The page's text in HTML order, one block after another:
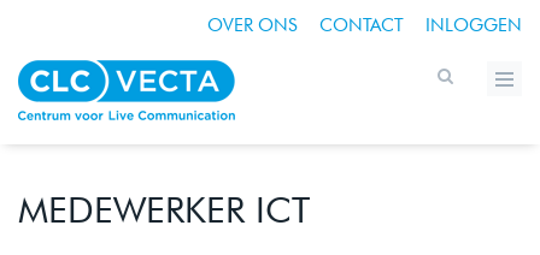
OVER ONS CONTACT INLOGGEN
MEDEWERKER ICT